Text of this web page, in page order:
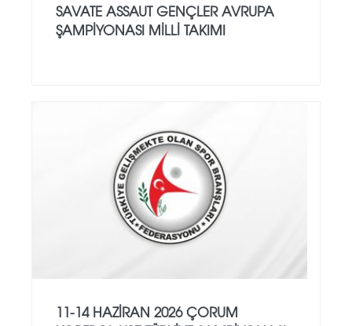
SAVATE ASSAUT GENÇLER AVRUPA
ŞAMPİYONASI MİLLİ TAKIMI
11-14 HAZİRAN 2026 ÇORUM